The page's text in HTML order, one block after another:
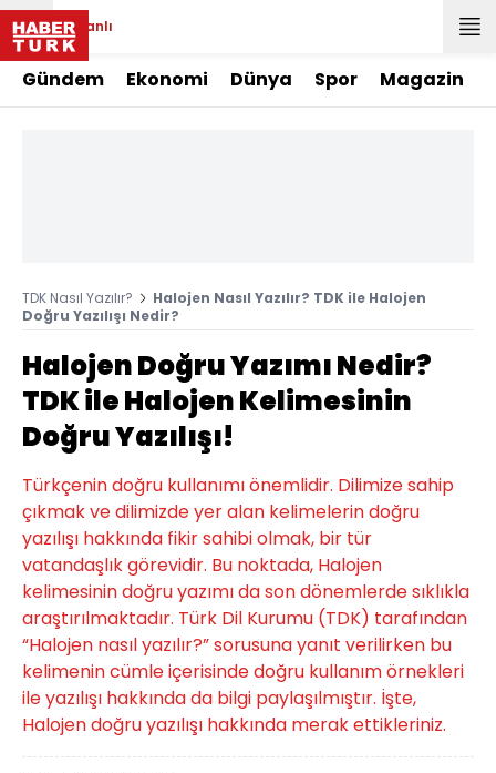
Canlı
Gündem Ekonomi Dünya Spor Magazin
TDK Nasıl Yazılır?
Halojen Nasıl Yazılır? TDK ile Halojen
Doğru Yazılışı Nedir?
Halojen Doğru Yazımı Nedir?
TDK ile Halojen Kelimesinin
Doğru Yazılışı!
Türkçenin doğru kullanımı önemlidir. Dilimize sahip
çıkmak ve dilimizde yer alan kelimelerin doğru
yazılışı hakkında fikir sahibi olmak, bir tür
vatandaşlık görevidir. Bu noktada, Halojen
kelimesinin doğru yazımı da son dönemlerde sıklıkla
araştırılmaktadır. Türk Dil Kurumu (TDK) tarafından
“Halojen nasıl yazılır?” sorusuna yanıt verilirken bu
kelimenin cümle içerisinde doğru kullanım örnekleri
ile yazılışı hakkında da bilgi paylaşılmıştır. İşte,
Halojen doğru yazılışı hakkında merak ettikleriniz.